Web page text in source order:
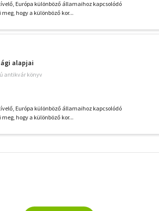
Európa különböző államaihoz kapcsolódó
hogy a különböző kor...
alapjai
antikvár könyv
Európa különböző államaihoz kapcsolódó
hogy a különböző kor...
szűrők